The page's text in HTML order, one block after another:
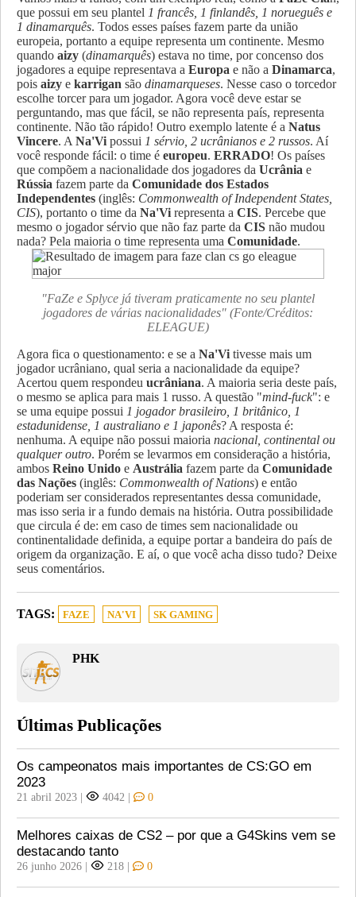
que possui em seu plantel 1 francês, 1 finlandês, 1 norueguês e
1 dinamarquês. Todos esses países fazem parte da união
europeia, portanto a equipe representa um continente. Mesmo
quando aizy (dinamarquês) estava no time, por concenso dos
jogadores a equipe representava a Europa e não a Dinamarca,
pois aizy e karrigan são dinamarqueses. Nesse caso o torcedor
escolhe torcer para um jogador. Agora você deve estar se
perguntando, mas que fácil, se não representa país, representa
continente. Não tão rápido! Outro exemplo latente é a Natus
Vincere. A Na'Vi possui 1 sérvio, 2 ucrânianos e 2 russos. Aí
você responde fácil: o time é europeu. ERRADO! Os países
que compõem a nacionalidade dos jogadores da Ucrânia e
Rússia fazem parte da Comunidade dos Estados
Independentes (inglês: Commonwealth of Independent States,
CIS), portanto o time da Na'Vi representa a CIS. Percebe que
mesmo o jogador sérvio que não faz parte da CIS não mudou
nada? Pela maioria o time representa uma Comunidade.
"FaZe e Splyce já tiveram praticamente no seu plantel
jogadores de várias nacionalidades" (Fonte/Créditos:
ELEAGUE)
Agora fica o questionamento: e se a Na'Vi tivesse mais um
jogador ucrâniano, qual seria a nacionalidade da equipe?
Acertou quem respondeu ucrâniana. A maioria seria deste país,
o mesmo se aplica para mais 1 russo. A questão "mind-fuck": e
se uma equipe possui 1 jogador brasileiro, 1 britânico, 1
estadunidense, 1 australiano e 1 japonês? A resposta é:
nenhuma. A equipe não possui maioria nacional, continental ou
qualquer outro. Porém se levarmos em consideração a história,
ambos Reino Unido e Austrália fazem parte da Comunidade
das Nações (inglês: Commonwealth of Nations) e então
poderiam ser considerados representantes dessa comunidade,
mas isso seria ir a fundo demais na história. Outra possibilidade
que circula é de: em caso de times sem nacionalidade ou
continentalidade definida, a equipe portar a bandeira do país de
origem da organização. E aí, o que você acha disso tudo? Deixe
seus comentários.
TAGS: FAZE NA'VI SK GAMING
PHK
Últimas Publicações
Os campeonatos mais importantes de CS:GO em
2023
21 abril 2023 | 4042 | 0
Melhores caixas de CS2 – por que a G4Skins vem se
destacando tanto
26 junho 2026 | 218 | 0